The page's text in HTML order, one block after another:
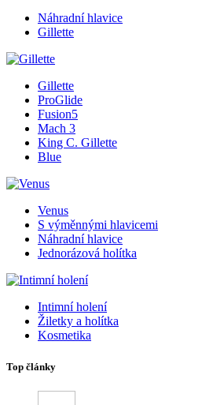
Náhradní hlavice
Gillette
Gillette
ProGlide
Fusion5
Mach 3
King C. Gillette
Blue
Venus
S výměnnými hlavicemi
Náhradní hlavice
Jednorázová holítka
Intimní holení
Žiletky a holítka
Kosmetika
Top články